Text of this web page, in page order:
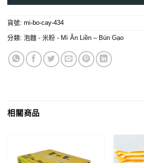
貨號: mi-bo-cay-434
分類: 泡麵 - 米粉 - Mì Ăn Liền – Bún Gạo
相關商品